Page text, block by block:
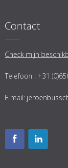
Contact
Check mijn
Telefoon : +31
E.mail: